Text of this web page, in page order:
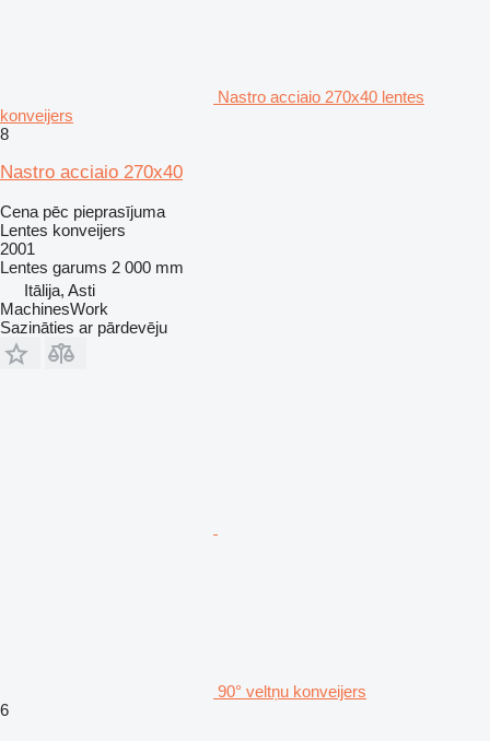
Nastro acciaio 270x40 lentes
konveijers
8
Nastro acciaio 270x40
Cena pēc pieprasījuma
Lentes konveijers
2001
Lentes garums 2 000 mm
Itālija, Asti
MachinesWork
Sazināties ar pārdevēju
90° veltņu konveijers
6